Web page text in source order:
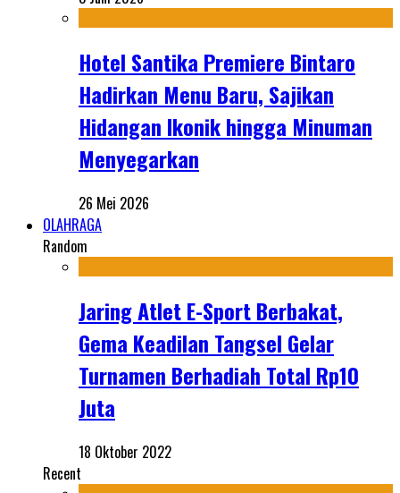
Hotel Santika Premiere Bintaro
Hadirkan Menu Baru, Sajikan
Hidangan Ikonik hingga Minuman
Menyegarkan
26 Mei 2026
OLAHRAGA
Random
Jaring Atlet E-Sport Berbakat,
Gema Keadilan Tangsel Gelar
Turnamen Berhadiah Total Rp10
Juta
18 Oktober 2022
Recent